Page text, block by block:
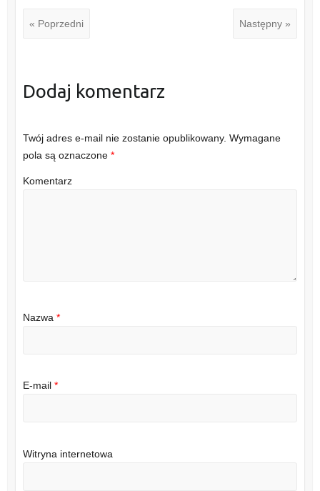
« Poprzedni Następny »
Dodaj komentarz
Twój adres e-mail nie zostanie opublikowany. Wymagane
pola są oznaczone *
Komentarz
Nazwa *
E-mail *
Witryna internetowa